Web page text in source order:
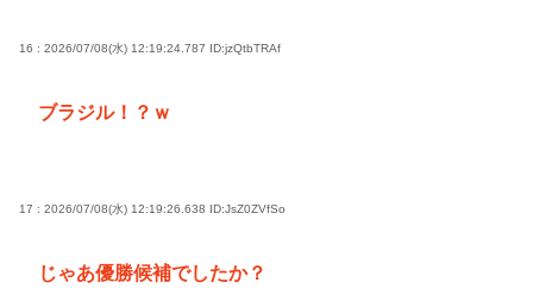
16 : 2026/07/08(水) 12:19:24.787 ID:jzQtbTRAf
ブラジル！？ｗ
17 : 2026/07/08(水) 12:19:26.638 ID:JsZ0ZVfSo
じゃあ優勝候補でしたか？